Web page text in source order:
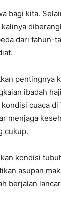
bagi kita.
dari tahun-
pentingnya
ibadah
cuaca di
menjaga
cukup.
kondisi
asupan
berjalan